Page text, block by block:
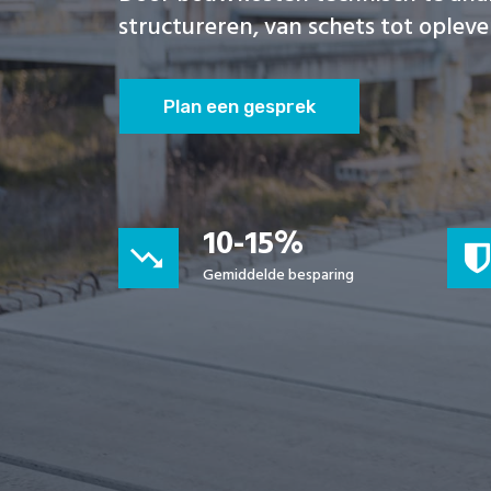
structureren, van schets tot
Plan een gesprek
trending_down 10-15%
Gemiddelde besparing